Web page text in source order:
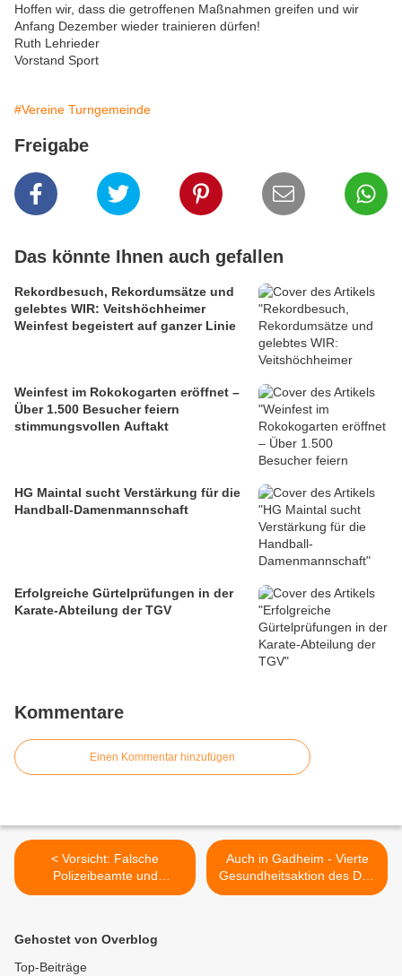
Hoffen wir, dass die getroffenen Maßnahmen greifen und wir
Anfang Dezember wieder trainieren dürfen!
Ruth Lehrieder
Vorstand Sport
#Vereine Turngemeinde
Freigabe
Das könnte Ihnen auch gefallen
Rekordbesuch, Rekordumsätze und
gelebtes WIR: Veitshöchheimer
Weinfest begeistert auf ganzer Linie
Weinfest im Rokokogarten eröffnet –
Über 1.500 Besucher feiern
stimmungsvollen Auftakt
HG Maintal sucht Verstärkung für die
Handball-Damenmannschaft
Erfolgreiche Gürtelprüfungen in der
Karate-Abteilung der TGV
Kommentare
Einen Kommentar hinzufügen
< Vorsicht: Falsche
Polizeibeamte und
Enkeltrickbetrüger auch in
Auch in Gadheim - Vierte
Gesundheitsaktion des Don
Bosco Bildungszentrums
Gehostet von Overblog
Top-Beiträge